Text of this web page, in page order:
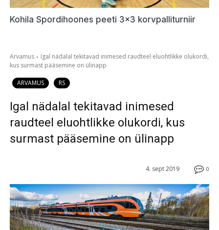
Kohila Spordihoones peeti 3×3 korvpalliturniir